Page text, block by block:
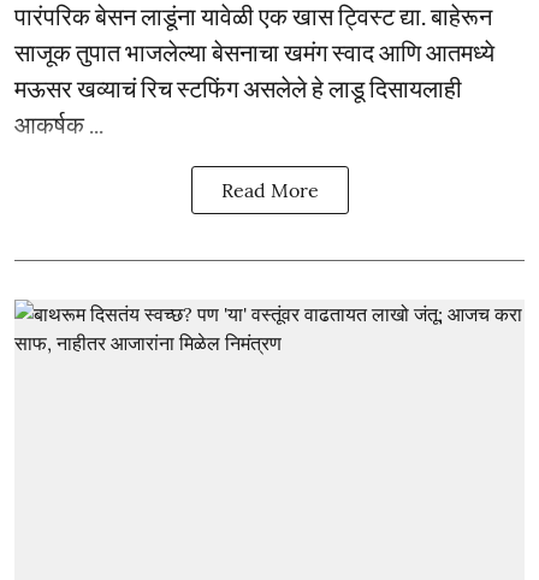
पारंपरिक बेसन लाडूंना यावेळी एक खास ट्विस्ट द्या. बाहेरून
साजूक तुपात भाजलेल्या बेसनाचा खमंग स्वाद आणि आतमध्ये
मऊसर खव्याचं रिच स्टफिंग असलेले हे लाडू दिसायलाही
आकर्षक ...
Read More